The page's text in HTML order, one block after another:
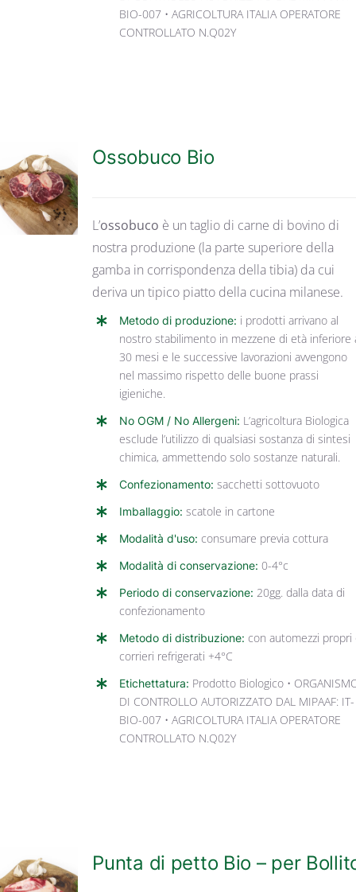
BIO-007 • AGRICOLTURA ITALIA OPERATORE
CONTROLLATO N.Q02Y
DETTAGLI
Ossobuco Bio
L’ossobuco è un taglio di carne di bovino di
nostra produzione (la parte superiore della
gamba in corrispondenza della tibia) da cui
deriva un tipico piatto della cucina milanese.
Metodo di produzione: i prodotti arrivano al
nostro stabilimento in mezzene di età inferiore
30 mesi e le successive lavorazioni avvengono
nel massimo rispetto delle buone prassi
igieniche.
No OGM / No Allergeni: L’agricoltura Biologica
esclude l’utilizzo di qualsiasi sostanza di sintesi
chimica, ammettendo solo sostanze naturali.
Confezionamento: sacchetti sottovuoto
Imballaggio: scatole in cartone
Modalità d'uso: consumare previa cottura
Modalità di conservazione: 0-4°c
Periodo di conservazione: 20gg. dalla data di
confezionamento
Metodo di distribuzione: con automezzi propri
corrieri refrigerati +4°C
Etichettatura: Prodotto Biologico •
DI CONTROLLO AUTORIZZATO DAL MIPAAF: IT-
BIO-007 • AGRICOLTURA ITALIA OPERATORE
CONTROLLATO N.Q02Y
Punta di petto Bio – per